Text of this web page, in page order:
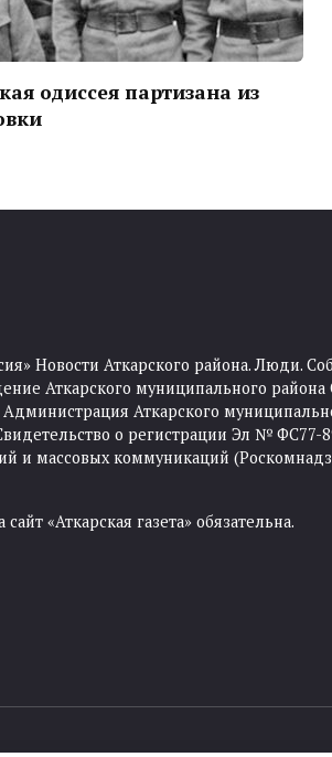
одиссея партизана из
Новости Аткарского района. Люди.
Аткарского муниципального района
Администрация Аткарского
о регистрации Эл №
и массовых коммуникаций
«Аткарская газета» обязательна.